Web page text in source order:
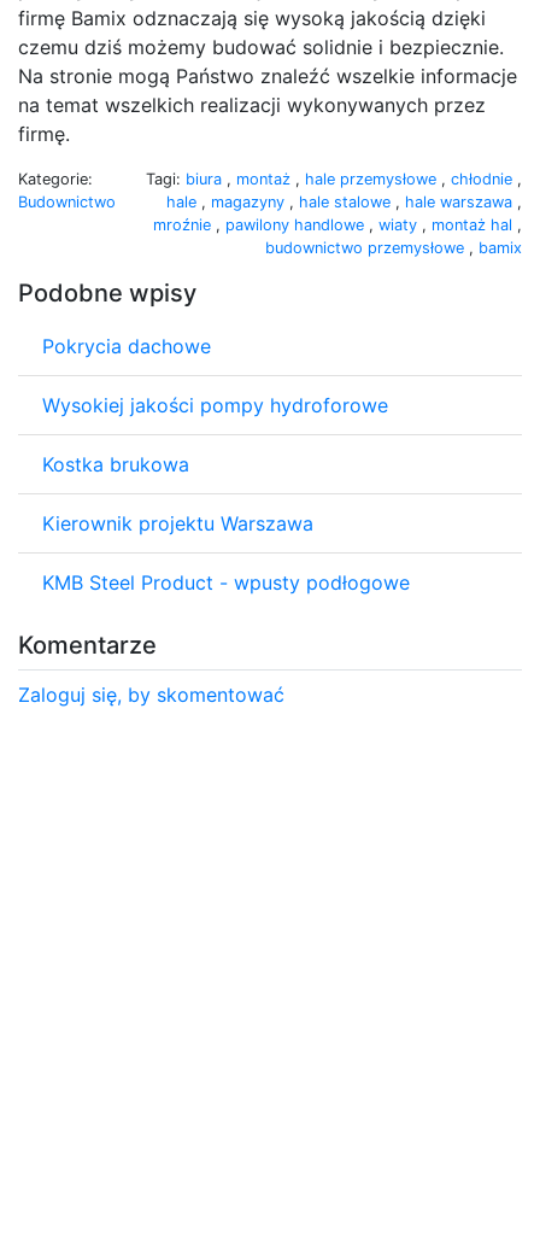
firmę Bamix odznaczają się wysoką jakością dzięki
czemu dziś możemy budować solidnie i bezpiecznie.
Na stronie mogą Państwo znaleźć wszelkie informacje
na temat wszelkich realizacji wykonywanych przez
firmę.
Kategorie:
Budownictwo
Tagi: biura , montaż , hale przemysłowe , chłodnie ,
hale , magazyny , hale stalowe , hale warszawa ,
mroźnie , pawilony handlowe , wiaty , montaż hal ,
budownictwo przemysłowe , bamix
Podobne wpisy
Pokrycia dachowe
Wysokiej jakości pompy hydroforowe
Kostka brukowa
Kierownik projektu Warszawa
KMB Steel Product - wpusty podłogowe
Komentarze
Zaloguj się, by skomentować